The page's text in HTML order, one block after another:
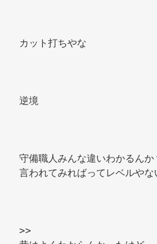
カット打ちやな
逆境
守備職人みんな違いわかるんか
言われてみればってレベルやな
>>